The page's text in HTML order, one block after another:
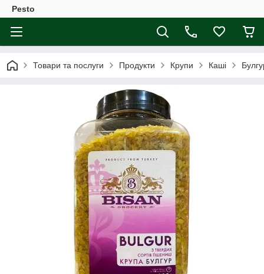
Pesto
Товари та послуги Продукти Крупи Каші